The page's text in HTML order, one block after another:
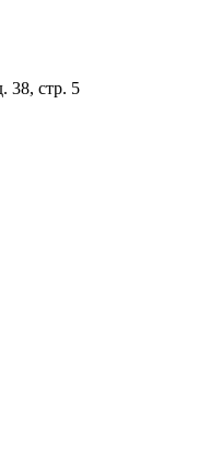
38, стр. 5